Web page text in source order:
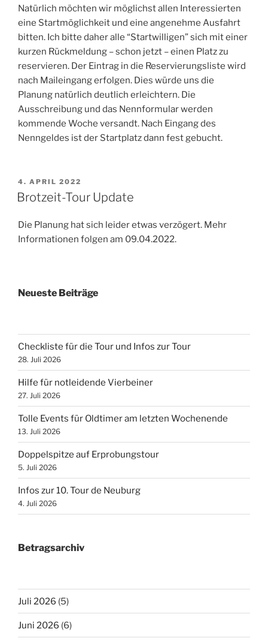
Natürlich möchten wir möglichst allen Interessierten
eine Startmöglichkeit und eine angenehme Ausfahrt
bitten. Ich bitte daher alle “Startwilligen” sich mit einer
kurzen Rückmeldung – schon jetzt – einen Platz zu
reservieren. Der Eintrag in die Reservierungsliste wird
nach Maileingang erfolgen. Dies würde uns die
Planung natürlich deutlich erleichtern. Die
Ausschreibung und das Nennformular werden
kommende Woche versandt. Nach Eingang des
Nenngeldes ist der Startplatz dann fest gebucht.
VERÖFFENTLICHT
AM
4. APRIL 2022
Brotzeit-Tour Update
Die Planung hat sich leider etwas verzögert. Mehr
Informationen folgen am 09.04.2022.
Neueste Beiträge
Checkliste für die Tour und Infos zur Tour
28. Juli 2026
Hilfe für notleidende Vierbeiner
27. Juli 2026
Tolle Events für Oldtimer am letzten Wochenende
13. Juli 2026
Doppelspitze auf Erprobungstour
5. Juli 2026
Infos zur 10. Tour de Neuburg
4. Juli 2026
Betragsarchiv
Juli 2026 (5)
Juni 2026 (6)